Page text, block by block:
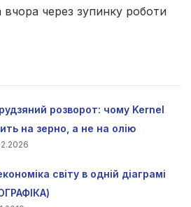
через зупинку роботи
розворот: чому Kernel
на зерно, а не на олію
світу в одній діаграмі